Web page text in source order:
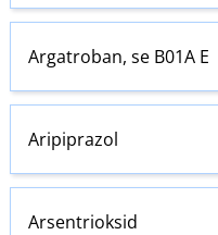
Argatroban, se B01A E
Aripiprazol
Arsentrioksid